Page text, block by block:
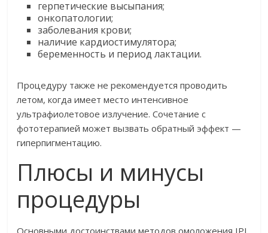
герпетические высыпания;
онкопатологии;
заболевания крови;
наличие кардиостимулятора;
беременность и период лактации.
Процедуру также не рекомендуется проводить
летом, когда имеет место интенсивное
ультрафиолетовое излучение. Сочетание с
фототерапией может вызвать обратный эффект —
гиперпигментацию.
Плюсы и минусы
процедуры